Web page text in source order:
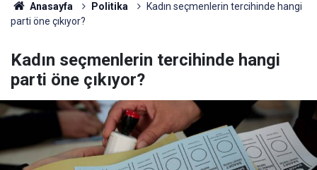
Anasayfa Politika
Kadın seçmenlerin tercihinde hangi
parti öne çıkıyor?
Kadın seçmenlerin tercihinde hangi
parti öne çıkıyor?